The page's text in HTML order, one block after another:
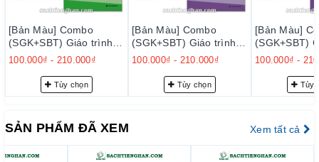
2. Hỗ trợ học tập đa phương tiện
Mỗi cuốn sách đều tích hợp mã QR, cho phép người học truy
cập nhanh chóng vào các tài liệu nghe và đọc, nâng cao khả
năng tiếp cận và thực hành.
Sách được trình bày với nhiều hình ảnh minh họa và ảnh chụp
thực tế, giúp người học hiểu rõ hơn về ngữ cảnh và văn hóa
[Bản Màu] Combo
(SGK+SBT) Giáo trình
Tiếng Hàn Seoul Plus
100.000₫ - 210.000₫
Tùy chọn
[Bản Màu] Combo
(SGK+SBT) Giáo trình
Tiếng Hàn Seoul Plus
100.000₫ - 210.000₫
Tùy chọn
[Bản Màu]
(SGK+SBT)
Tiếng Hàn
100.000₫ -
Tùy
SẢN PHẨM ĐÃ XEM Xem tất cả